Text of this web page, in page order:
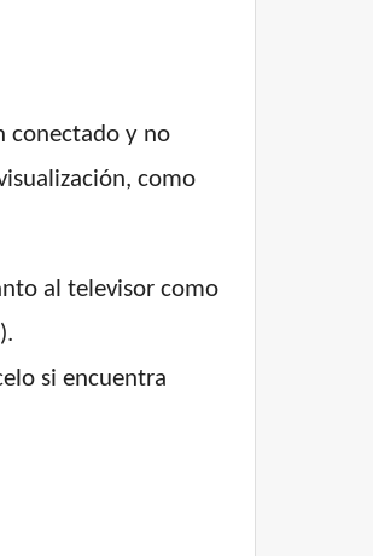
conectado y no
como
al televisor como
si encuentra